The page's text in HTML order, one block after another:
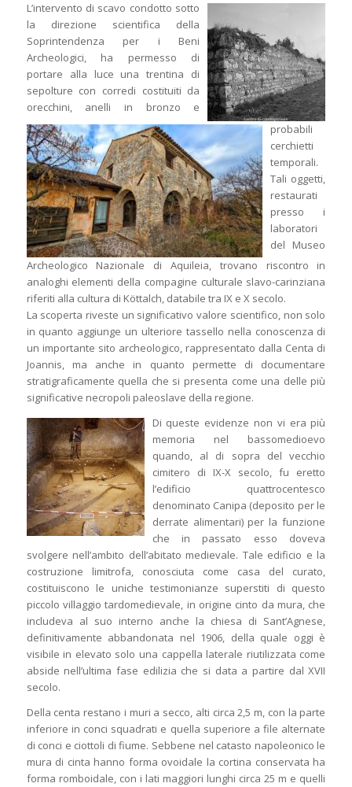
L’intervento di scavo condotto sotto
la direzione scientifica della
Soprintendenza per i Beni
Archeologici, ha permesso di
portare alla luce una trentina di
sepolture con corredi costituiti da
orecchini, anelli in bronzo e
probabili
cerchietti
temporali.
Tali oggetti,
restaurati
presso i
laboratori
del Museo
Archeologico Nazionale di Aquileia, trovano riscontro in
analoghi elementi della compagine culturale slavo-carinziana
riferiti alla cultura di Köttalch, databile tra IX e X secolo.
La scoperta riveste un significativo valore scientifico, non solo
in quanto aggiunge un ulteriore tassello nella conoscenza di
un importante sito archeologico, rappresentato dalla Centa di
Joannis, ma anche in quanto permette di documentare
stratigraficamente quella che si presenta come una delle più
significative necropoli paleoslave della regione.
Di queste evidenze non vi era più
memoria nel bassomedioevo
quando, al di sopra del vecchio
cimitero di IX-X secolo, fu eretto
l’edificio quattrocentesco
denominato Canipa (deposito per le
derrate alimentari) per la funzione
che in passato esso doveva
svolgere nell’ambito dell’abitato medievale. Tale edificio e la
costruzione limitrofa, conosciuta come casa del curato,
costituiscono le uniche testimonianze superstiti di questo
piccolo villaggio tardomedievale, in origine cinto da mura, che
includeva al suo interno anche la chiesa di Sant’Agnese,
definitivamente abbandonata nel 1906, della quale oggi è
visibile in elevato solo una cappella laterale riutilizzata come
abside nell’ultima fase edilizia che si data a partire dal XVII
secolo.
Della centa restano i muri a secco, alti circa 2,5 m, con la parte
inferiore in conci squadrati e quella superiore a file alternate
di conci e ciottoli di fiume. Sebbene nel catasto napoleonico le
mura di cinta hanno forma ovoidale la cortina conservata ha
forma romboidale, con i lati maggiori lunghi circa 25 m e quelli